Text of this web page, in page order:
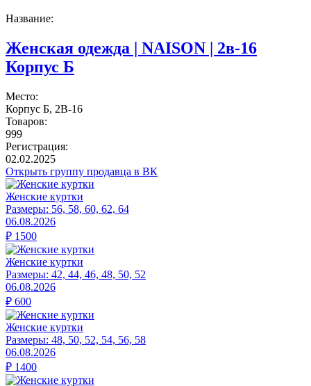
Название:
Женская одежда | NAISON | 2в-16
Корпус Б
Место:
Корпус Б, 2В-16
Товаров:
999
Регистрация:
02.02.2025
Открыть группу продавца в ВК
Женские куртки
Размеры: 56, 58, 60, 62, 64
06.08.2026
₽ 1500
Женские куртки
Размеры: 42, 44, 46, 48, 50, 52
06.08.2026
₽ 600
Женские куртки
Размеры: 48, 50, 52, 54, 56, 58
06.08.2026
₽ 1400